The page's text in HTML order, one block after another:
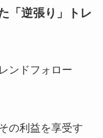
「逆張り」トレ
ンドフォロー
の利益を享受す